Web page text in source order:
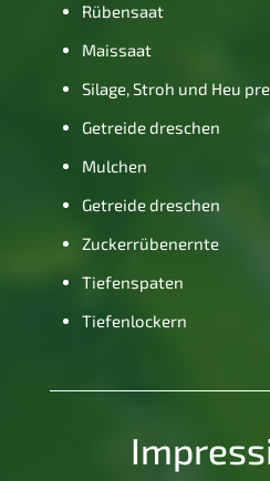
Rübensaat
Maissaat
Silage, Stroh und Heu
Getreide dreschen
Mulchen
Getreide dreschen
Zuckerrübenernte
Tiefenspaten
Tiefenlockern